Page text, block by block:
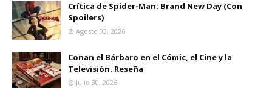
Crítica de Spider-Man: Brand New Day (Con
Spoilers)
Agosto 03, 2026
Conan el Bárbaro en el Cómic, el Cine y la
Televisión. Reseña
Julio 30, 2026